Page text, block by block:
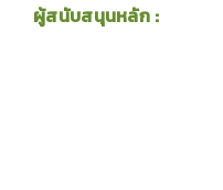
ผู้สนับสนุนหลัก :